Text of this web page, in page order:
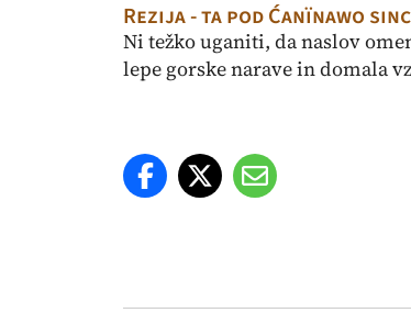
Rezija - ta pod Ćanïnawo
Ni težko uganiti, da naslov
lepe gorske narave in domala